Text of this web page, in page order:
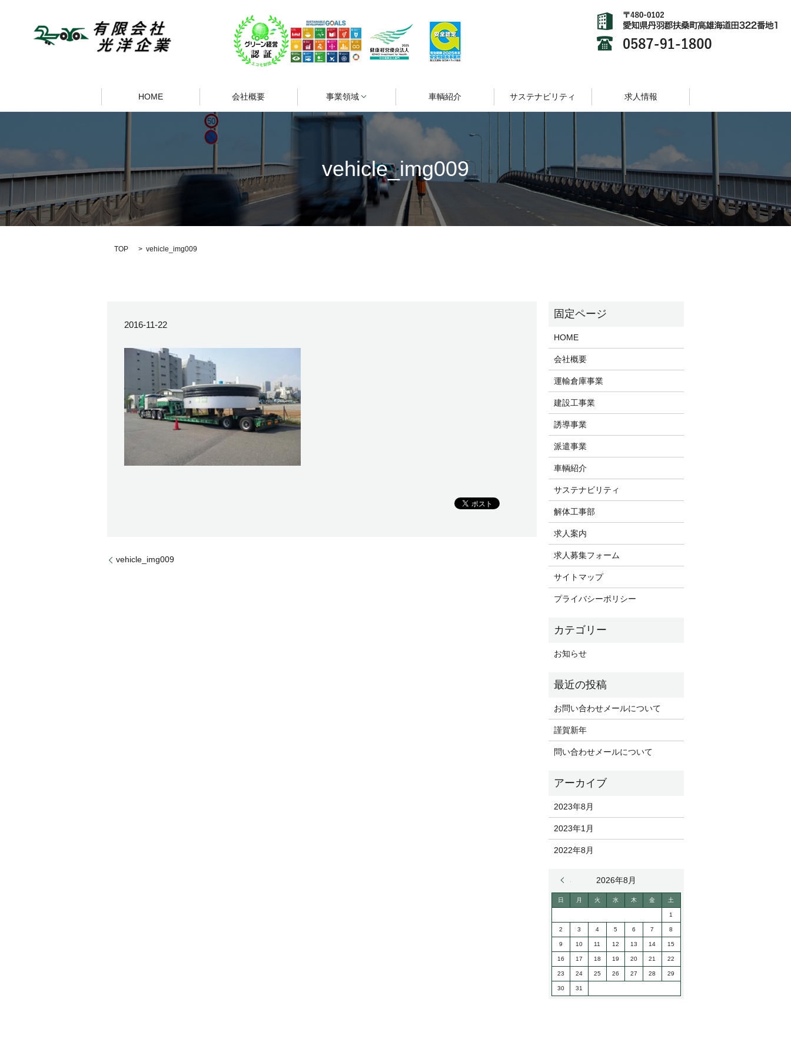
HOME 会社概要 事業領域 車輌紹介 サステナビリティ 求人情報
vehicle_img009
TOP vehicle_img009
2016-11-22
vehicle_img009
HOME
会社概要
運輸倉庫事業
建設工事業
誘導事業
派遣事業
車輌紹介
サステナビリティ
解体工事部
求人案内
求人募集フォーム
サイトマップ
プライバシーポリシー
お知らせ
お問い合わせメールについて
謹賀新年
問い合わせメールについて
2023年8月
2023年1月
2022年8月
2026年8月
日 月 火 水 木 金 土
1
2 3 4 5 6 7 8
9 10 11 12 13 14 15
16 17 18 19 20 21 22
23 24 25 26 27 28 29
30 31